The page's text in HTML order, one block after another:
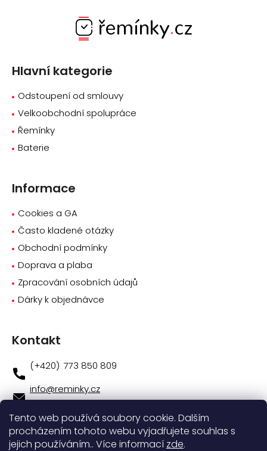
Tento web používá soubory cookie. Dalším
procházením tohoto webu vyjadřujete souhlas s
jejich používáním.. Více informací zde.
Hlavní kategorie
Odstoupení od smlouvy
Velkoobchodní spolupráce
Řemínky
Baterie
Informace
Cookies a GA
Často kladené otázky
Obchodní podmínky
Doprava a plaba
Zpracování osobních údajů
Dárky k objednávce
Kontakt
info@reminky.cz
773 850 809
773 850 809
Novinky na facebooku